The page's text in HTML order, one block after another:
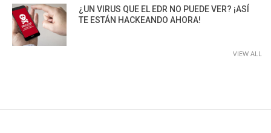
¿UN VIRUS QUE EL EDR NO PUEDE VER? ¡ASÍ
TE ESTÁN HACKEANDO AHORA!
VIEW ALL